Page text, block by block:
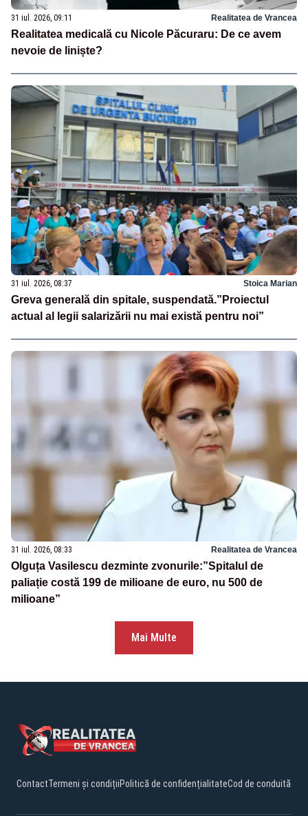
31 iul. 2026, 09:11 Realitatea de Vrancea
Realitatea medicală cu Nicole Păcuraru: De ce avem
nevoie de liniște?
31 iul. 2026, 08:37 Stoica Marian
Greva generală din spitale, suspendată.”Proiectul
actual al legii salarizării nu mai există pentru noi”
31 iul. 2026, 08:33 Realitatea de Vrancea
Olguța Vasilescu dezminte zvonurile:”Spitalul de
paliație costă 199 de milioane de euro, nu 500 de
milioane”
Mai Multe
ContactTermeni și condițiiPolitică de confidențialitateCod de conduită